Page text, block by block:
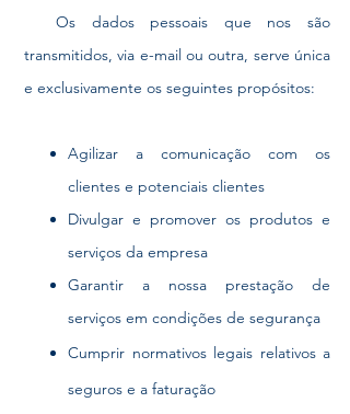
Os dados pessoais que nos são
transmitidos, via e-mail ou outra, serve única
e exclusivamente os seguintes propósitos:
Agilizar a comunicação com os
clientes e potenciais clientes
Divulgar e promover os produtos e
serviços da empresa
Garantir a nossa prestação de
serviços em condições de segurança
Cumprir normativos legais relativos a
seguros e a faturação